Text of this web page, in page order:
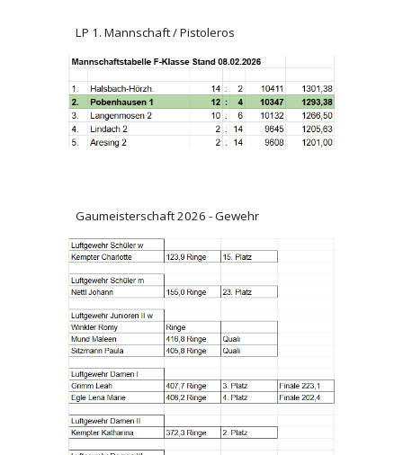
LP 1 . Mannschaft / Pistoleros
Gaumeisterschaft 2026 - Gewehr